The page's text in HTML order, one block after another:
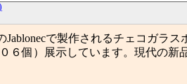
で製作されるチェコガラス
６個）展示しています。現代の新